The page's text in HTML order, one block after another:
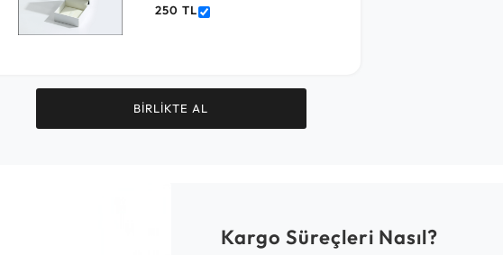
250 TL
BİRLİKTE AL
Kargo Süreçleri Nasıl?